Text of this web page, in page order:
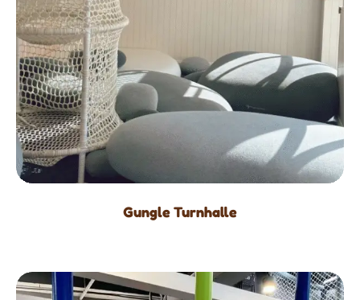
Gungle Turnhalle